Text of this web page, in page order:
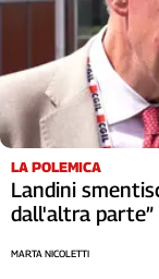
Liguria
Lombardia
Marche
Piemonte
Puglia
Sardegna
Sicilia
Toscana
Umbria
LA POLEMICA
Landini
dall'altra parte”
MARTA NICOLETTI